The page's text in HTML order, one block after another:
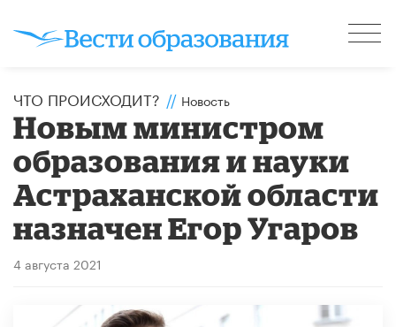
ЧТО ПРОИСХОДИТ? // Новость
Новым министром
образования и науки
Астраханской области
назначен Егор Угаров
4 августа 2021